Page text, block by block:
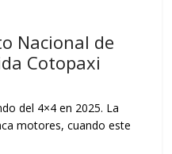
Nacional de
Cotopaxi
del 4×4 en 2025. La
motores, cuando este